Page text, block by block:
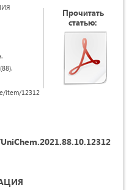
item/12312
Прочитать
статью: